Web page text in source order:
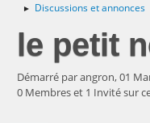
► Discussions et annonces
le petit
Démarré par angron, 01
0 Membres et 1 Invité sur